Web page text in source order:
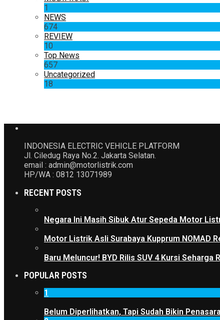
1
NEWS
674
REVIEW
10
Top News
657
Uncategorized
18
INDONESIA ELECTRIC VEHICLE PLATFORM
Jl. Ciledug Raya No.2. Jakarta Selatan.
email : admin@motorlistrik.com
HP/WA : 0812 13071989
RECENT POSTS
Negara Ini Masih Sibuk Atur Sepeda Motor
Motor Listrik Asli Surabaya Kupprum NOMAD
Baru Meluncur! BYD Rilis SUV 4 Kursi
POPULAR POSTS
1
Belum Diperlihatkan, Tapi Sudah Bikin